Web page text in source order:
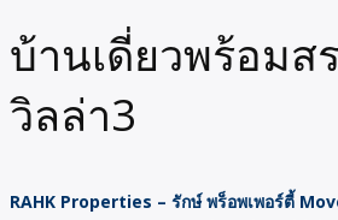
บ้านเดี่ยวพร้อมส
วิลล่า3
RAHK Properties – รักษ์ พร็อพเพอร์ตี้